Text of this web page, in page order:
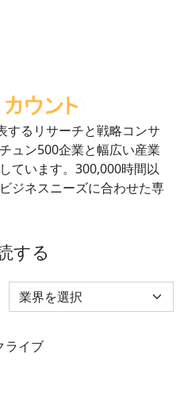
するリサーチと戦略コンサ
ュン500企業と幅広い産業
ています。300,000時間以
ジネスニーズに合わせた専
する
Select Industry
ライブ